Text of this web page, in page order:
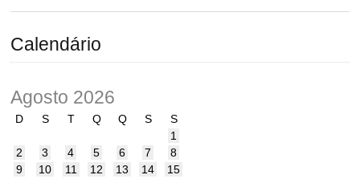
Calendário
Agosto 2026
D S T Q Q S
S
1
2
3 4 5 6 7
8
9
10 11 12 13 14
15